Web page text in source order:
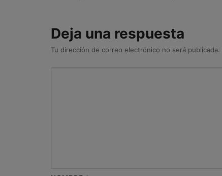
Deja una respuesta
Tu dirección de correo electrónico no será publicada.